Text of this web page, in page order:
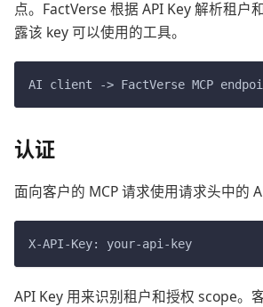
点。FactVerse 根据 API Key 解析租户
露该 key 可以使用的工具。
AI client -> FactVerse MCP
认证
面向客户的 MCP 请求使用请求头中的
X-API-Key: your-api-key
API Key 用来识别租户和授权 scope。